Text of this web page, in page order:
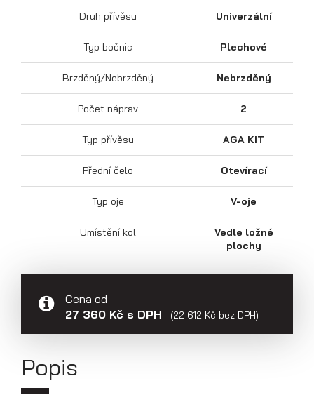
Přepravníky aut
Druh přívěsu Univerzální
Typ bočnic Plechové
Brzděný/Nebrzděný Nebrzděný
Počet náprav 2
Typ přívěsu AGA KIT
Přední čelo Otevírací
Typ oje V-oje
Umístění kol
Vedle ložné
plochy
Cena od
27 360 Kč s DPH
(22 612 Kč bez DPH)
Popis